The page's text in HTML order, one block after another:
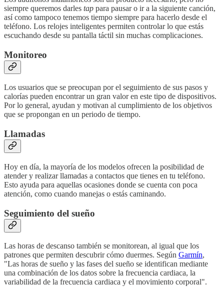
siempre queremos darles tap para pausar o ir a la siguiente canción,
así como tampoco tenemos tiempo siempre para hacerlo desde el
teléfono. Los relojes inteligentes permiten controlar lo que estás
escuchando desde su pantalla táctil sin muchas complicaciones.
Monitoreo
Los usuarios que se preocupan por el seguimiento de sus pasos y
calorías pueden encontrar un gran valor en este tipo de dispositivos.
Por lo general, ayudan y motivan al cumplimiento de los objetivos
que se propongan en un periodo de tiempo.
Llamadas
Hoy en día, la mayoría de los modelos ofrecen la posibilidad de
atender y realizar llamadas a contactos que tienes en tu teléfono.
Esto ayuda para aquellas ocasiones donde se cuenta con poca
atención, como cuando manejas o estás caminando.
Seguimiento del sueño
Las horas de descanso también se monitorean, al igual que los
patrones que permiten descubrir cómo duermes. Según Garmín,
"Las horas de sueño y las fases del sueño se identifican mediante
una combinación de los datos sobre la frecuencia cardiaca, la
variabilidad de la frecuencia cardiaca y el movimiento corporal".